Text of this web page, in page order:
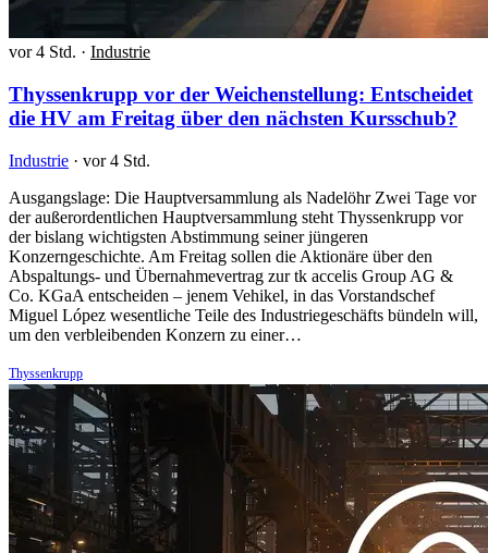
vor 4 Std. · Industrie
Thyssenkrupp vor der Weichenstellung: Entscheidet
die HV am Freitag über den nächsten Kursschub?
Industrie · vor 4 Std.
Ausgangslage: Die Hauptversammlung als Nadelöhr Zwei Tage vor
der außerordentlichen Hauptversammlung steht Thyssenkrupp vor
der bislang wichtigsten Abstimmung seiner jüngeren
Konzerngeschichte. Am Freitag sollen die Aktionäre über den
Abspaltungs- und Übernahmevertrag zur tk accelis Group AG &
Co. KGaA entscheiden – jenem Vehikel, in das Vorstandschef
Miguel López wesentliche Teile des Industriegeschäfts bündeln will,
um den verbleibenden Konzern zu einer…
Thyssenkrupp